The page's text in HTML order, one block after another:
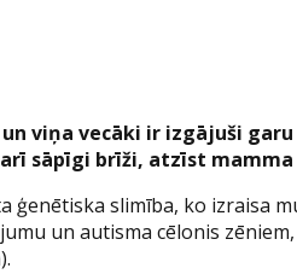
viņa vecāki ir izgājuši
sāpīgi brīži, atzīst mamma
ģenētiska slimība, ko izraisa
un autisma cēlonis